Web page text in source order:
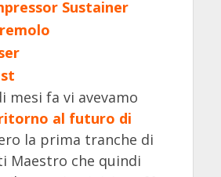
Sustainer
mesi fa vi avevamo
al futuro di
la prima tranche di
Maestro che quindi